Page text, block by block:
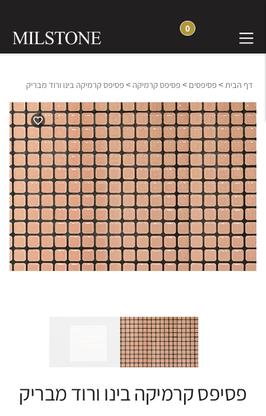
0
דף הבית>פסיפסים >פסיפס קרמיקה >פסיפס קרמיקה בינו ורוד מבריק
פסיפס קרמיקה בינו ורוד מבריק